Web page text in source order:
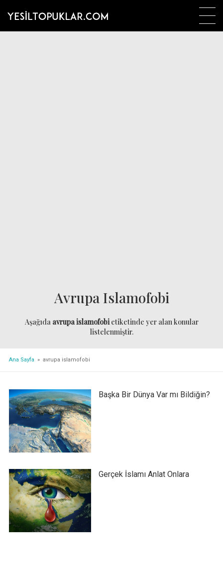
Avrupa Islamofobi
Aşağıda avrupa islamofobietiketinde yer alan konular
listelenmiştir.
Ana Sayfa » avrupa islamofobi
Başka Bir Dünya Var mı Bildiğin?
Gerçek İslamı Anlat Onlara